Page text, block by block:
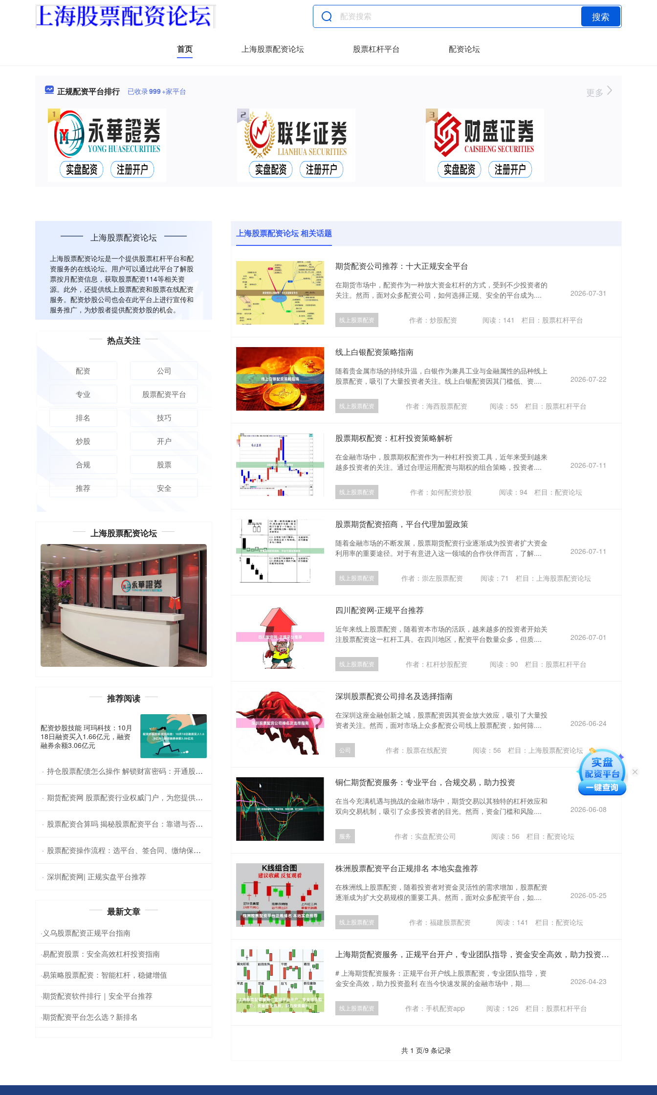
搜索
首页 上海股票配资论坛 股票杠杆平台 配资论坛
正规配资平台排行 已收录999+家平台 更多
上海股票配资论坛 相关话题
期货配资公司推荐：十大正规安全平台
在期货市场中，配资作为一种放大资金杠杆的方式，受到不少投资者的
关注。然而，面对众多配资公司，如何选择正规、安全的平台成为....
2026-07-31
线上股票配资 作者：炒股配资 阅读： 141 栏目： 股票杠杆平台
线上白银配资策略指南
随着贵金属市场的持续升温，白银作为兼具工业与金融属性的品种线上
股票配资，吸引了大量投资者关注。线上白银配资因其门槛低、资....
2026-07-22
线上股票配资 作者：海西股票配资 阅读： 55 栏目： 股票杠杆平台
股票期权配资：杠杆投资策略解析
在金融市场中，股票期权配资作为一种杠杆投资工具，近年来受到越来
越多投资者的关注。通过合理运用配资与期权的组合策略，投资者....
2026-07-11
线上股票配资 作者：如何配资炒股 阅读： 94 栏目： 配资论坛
股票期货配资招商，平台代理加盟政策
随着金融市场的不断发展，股票期货配资行业逐渐成为投资者扩大资金
利用率的重要途径。对于有意进入这一领域的合作伙伴而言，了解....
2026-07-11
线上股票配资 作者：崇左股票配资 阅读：71 栏目： 上海股票配资论坛
四川配资网-正规平台推荐
近年来线上股票配资，随着资本市场的活跃，越来越多的投资者开始关
注股票配资这一杠杆工具。在四川地区，配资平台数量众多，但质....
2026-07-01
线上股票配资 作者：杠杆炒股配资 阅读： 90 栏目： 股票杠杆平台
深圳股票配资公司排名及选择指南
在深圳这座金融创新之城，股票配资因其资金放大效应，吸引了大量投
资者关注。然而，面对市场上众多配资公司线上股票配资，如何筛....
2026-06-24
公司 作者：股票在线配资 阅读：56 栏目： 上海股票配资论坛
铜仁期货配资服务：专业平台，合规交易，助力投资
在当今充满机遇与挑战的金融市场中，期货交易以其独特的杠杆效应和
双向交易机制，吸引了众多投资者的目光。然而，资金门槛和风险....
2026-06-08
服务 作者：实盘配资公司 阅读： 56 栏目： 配资论坛
株洲股票配资平台正规排名 本地实盘推荐
在株洲线上股票配资，随着投资者对资金灵活性的需求增加，股票配资
逐渐成为扩大交易规模的重要工具。然而，面对众多配资平台，如....
2026-05-25
线上股票配资 作者：福建股票配资 阅读： 141 栏目：配资论坛
上海期货配资服务，正规平台开户，专业团队指导，资金安全高效，助力投资盈利。
# 上海期货配资服务：正规平台开户线上股票配资，专业团队指导，资
金安全高效，助力投资盈利 在当今快速发展的金融市场中，期....
2026-04-23
线上股票配资 作者：手机配资app 阅读： 126 栏目： 股票杠杆平台
共 1 页/9 条记录
上海股票配资论坛
上海股票配资论坛是一个提供股票杠杆平台和配
资服务的在线论坛。用户可以通过此平台了解股
票按月配资信息，获取股票配资114等相关资
源。此外，还提供线上股票配资和股票在线配资
服务。配资炒股公司也会在此平台上进行宣传和
服务推广，为炒股者提供配资炒股的机会。
热点关注
配资 公司
专业 股票配资平台
排名 技巧
炒股 开户
合规 股票
推荐 安全
上海股票配资论坛
推荐阅读
配资炒股技能 珂玛科技：10月
18日融资买入1.66亿元，融资
融券余额3.06亿元
· 持仓股票配债怎么操作 解锁财富密码：开通股票配资，助力投资腾飞
· 期货配资网 股票配资行业权威门户，为您提供最新资讯和专业指导
· 股票配资合算吗 揭秘股票配资平台：靠谱与否，一文看懂
· 股票配资操作流程：选平台、签合同、缴纳保证金、申请配资、买入股票、平仓结算。
· 深圳配资网| 正规实盘平台推荐
最新文章
· 义乌股票配资正规平台指南
·易配资股票：安全高效杠杆投资指南
·易策略股票配资：智能杠杆，稳健增值
·期货配资软件排行｜安全平台推荐
·期货配资平台怎么选？新排名